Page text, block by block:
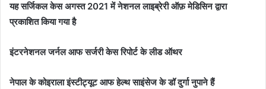
यह सर्जिकल केस अगस्त 2021 में नेशनल लाइब्रेरी ऑफ़ मेडिसिन द्वारा
प्रकाशित किया गया है
इंटरनेशनल जर्नल आफ सर्जरी केस रिपोर्ट के लीड ऑथर
नेपाल के कोइराला इंस्टीट्यूट आफ हेल्थ साइंसेज के डॉ दुर्गा नुपाने हैं